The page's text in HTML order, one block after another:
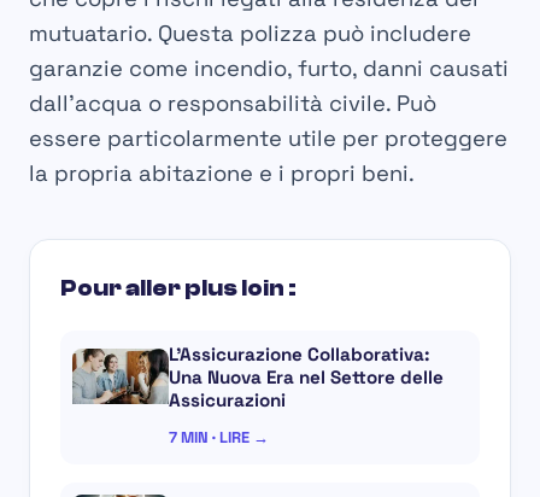
mutuatario. Questa polizza può includere
garanzie come incendio, furto, danni causati
dall’acqua o responsabilità civile. Può
essere particolarmente utile per proteggere
la propria abitazione e i propri beni.
Pour aller plus loin :
L’Assicurazione Collaborativa:
Una Nuova Era nel Settore delle
Assicurazioni
7 MIN · LIRE →